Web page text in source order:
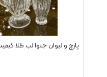
پارچ و لیوان جنوا لب طلا